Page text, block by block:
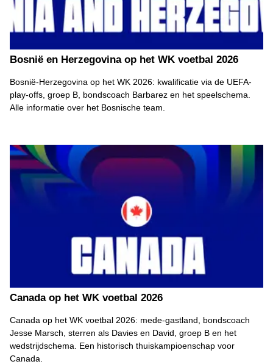
Bosnië en Herzegovina op het WK voetbal 2026
Bosnië-Herzegovina op het WK 2026: kwalificatie via de UEFA-
play-offs, groep B, bondscoach Barbarez en het speelschema.
Alle informatie over het Bosnische team.
Canada op het WK voetbal 2026
Canada op het WK voetbal 2026: mede-gastland, bondscoach
Jesse Marsch, sterren als Davies en David, groep B en het
wedstrijdschema. Een historisch thuiskampioenschap voor
Canada.